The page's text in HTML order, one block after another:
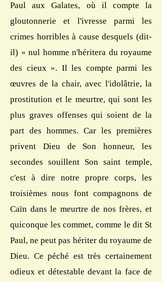
Paul aux Galates, où il compte la
gloutonnerie et l'ivresse parmi les
crimes horribles à cause desquels (dit-
il) « nul homme n'héritera du royaume
des cieux ». Il les compte parmi les
œuvres de la chair, avec l'idolâtrie, la
prostitution et le meurtre, qui sont les
plus graves offenses qui soient de la
part des hommes. Car les premières
privent Dieu de Son honneur, les
secondes souillent Son saint temple,
c'est à dire notre propre corps, les
troisièmes nous font compagnons de
Caïn dans le meurtre de nos frères, et
quiconque les commet, comme le dit St
Paul, ne peut pas hériter du royaume de
Dieu. Ce péché est très certainement
odieux et détestable devant la face de